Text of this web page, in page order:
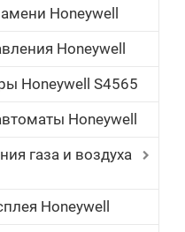
Honeywell
Honeywell
Honeywell S4565
Honeywell
газа и воздуха
Honeywell